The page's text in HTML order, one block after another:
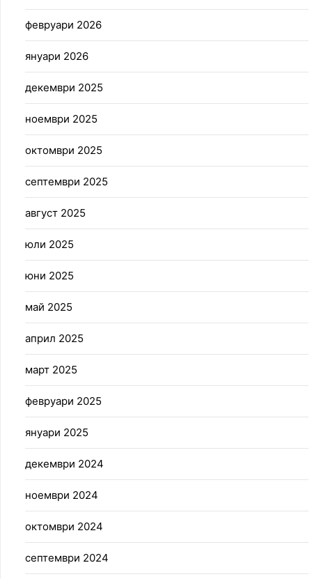
февруари 2026
януари 2026
декември 2025
ноември 2025
октомври 2025
септември 2025
август 2025
юли 2025
юни 2025
май 2025
април 2025
март 2025
февруари 2025
януари 2025
декември 2024
ноември 2024
октомври 2024
септември 2024